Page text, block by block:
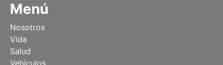
Menú
Nosotros
Vida
Salud